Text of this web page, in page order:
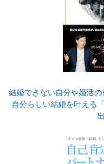
結婚できない自分や婚活
自分らしい結婚を叶える